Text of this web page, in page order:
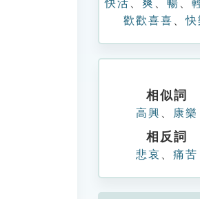
快活 爽 暢
歡歡喜喜
、快
相似詞
高興 康樂
相反詞
悲哀 痛苦